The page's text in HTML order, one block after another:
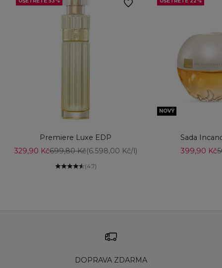
Premiere Luxe EDP
Prodejní cena
329,90 KčBěžná cena
699,80 Kč(6.598,00 Kč/l)
(4.7)
NOVÝ
Sada
Prodejní
399,90 Kč
DOPRAVA ZDARMA